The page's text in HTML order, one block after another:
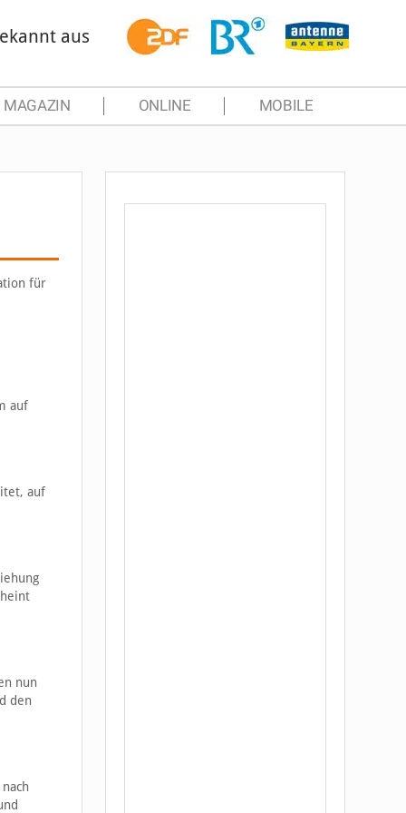
aus
MAGAZIN ONLINE MOBILE
für
auf
auf
nun
den